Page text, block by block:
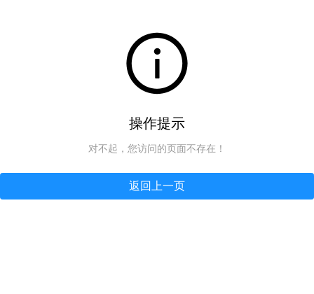
操作提示
对不起，您访问的页面不存在！
返回上一页